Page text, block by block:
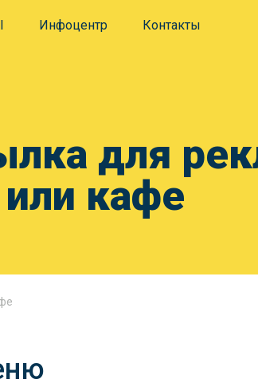
Инфоцентр Контакты
для
или кафе